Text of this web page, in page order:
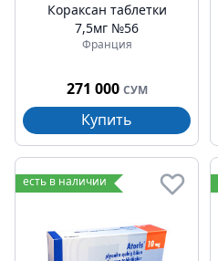
Кораксан таблетки
7,5мг №56
Франция
271 000 СУМ
Купить
есть в наличии